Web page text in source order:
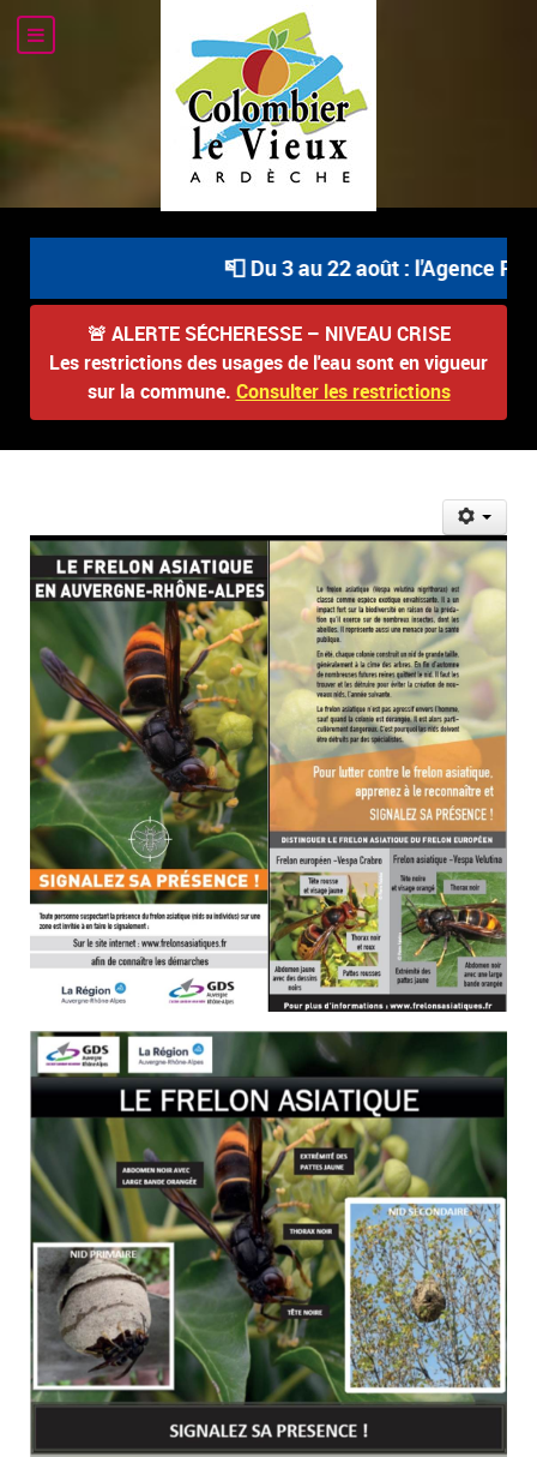
📮 Du 3 au 22 août : l'Agence
🚨 ALERTE SÉCHERESSE – NIVEAU CRISE
Les restrictions des usages de l'eau sont en vigueur
sur la commune. Consulter les restrictions